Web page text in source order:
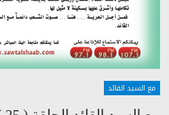
مع السيد القائد